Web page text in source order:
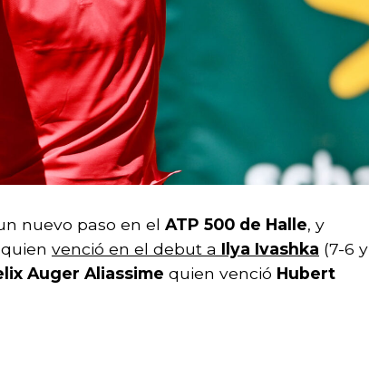
nuevo paso en el ATP 500 de Halle, y
venció en el debut a Ilya Ivashka (7-6 y
Auger Aliassime quien venció Hubert